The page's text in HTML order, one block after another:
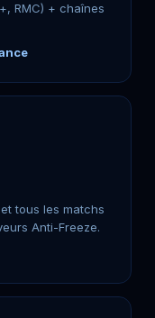
RMC) + chaînes
tous les matchs
Anti-Freeze.